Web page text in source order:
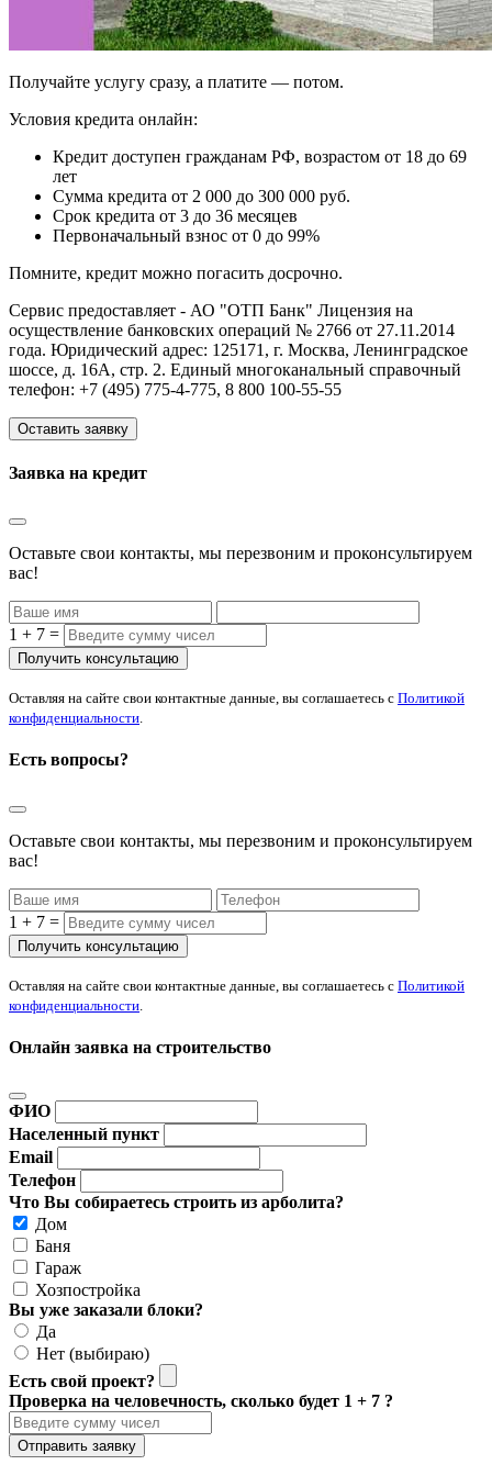
Получайте услугу сразу, а платите — потом.
Условия кредита онлайн:
Кредит доступен гражданам РФ, возрастом от 18 до 69
лет
Сумма кредита от 2 000 до 300 000 руб.
Срок кредита от 3 до 36 месяцев
Первоначальный взнос от 0 до 99%
Помните, кредит можно погасить досрочно.
Сервис предоставляет - АО "ОТП Банк" Лицензия на
осуществление банковских операций № 2766 от 27.11.2014
года. Юридический адрес: 125171, г. Москва, Ленинградское
шоссе, д. 16А, стр. 2. Единый многоканальный справочный
телефон: +7 (495) 775-4-775, 8 800 100-55-55
Оставить заявку
Заявка на кредит
Оставьте свои контакты, мы перезвоним и проконсультируем
вас!
1 + 7 =
Оставляя на сайте свои контактные данные, вы соглашаетесь с Политикой
конфиденциальности.
Есть вопросы?
Оставьте свои контакты, мы перезвоним и проконсультируем
вас!
1 + 7 =
Оставляя на сайте свои контактные данные, вы соглашаетесь с Политикой
конфиденциальности
Онлайн заявка на строительство
ФИО
Населенный пункт
Email
Телефон
Что Вы собираетесь строить из арболита?
Дом
Баня
Гараж
Хозпостройка
Вы уже заказали блоки?
Да
Нет (выбираю)
Есть свой проект?
Проверка на человечность, сколько будет 1 + 7 ?
Отправить заявку